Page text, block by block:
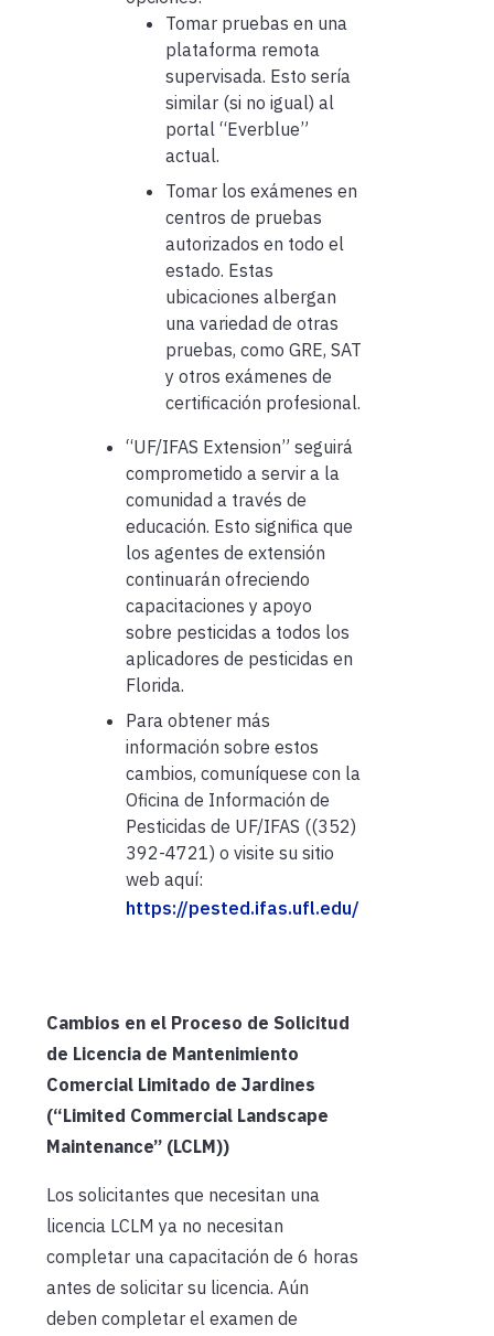
Tomar pruebas en una
plataforma remota
supervisada. Esto sería
similar (si no igual) al
portal “Everblue”
actual.
Tomar los exámenes en
centros de pruebas
autorizados en todo el
estado. Estas
ubicaciones albergan
una variedad de otras
pruebas, como GRE, SAT
y otros exámenes de
certificación profesional.
“UF/IFAS Extension” seguirá
comprometido a servir a la
comunidad a través de
educación. Esto significa que
los agentes de extensión
continuarán ofreciendo
capacitaciones y apoyo
sobre pesticidas a todos los
aplicadores de pesticidas en
Florida.
Para obtener más
información sobre estos
cambios, comuníquese con la
Oficina de Información de
Pesticidas de UF/IFAS ((352)
392-4721) o visite su sitio
web aquí:
https://pested.ifas.ufl.edu/
Cambios en el Proceso de Solicitud
de Licencia de Mantenimiento
Comercial Limitado de Jardines
(“Limited Commercial Landscape
Maintenance” (LCLM))
Los solicitantes que necesitan una
licencia LCLM ya no necesitan
completar una capacitación de 6 horas
antes de solicitar su licencia. Aún
deben completar el examen de